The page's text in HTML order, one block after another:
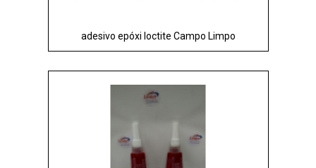
adesivo epóxi loctite Campo Limpo